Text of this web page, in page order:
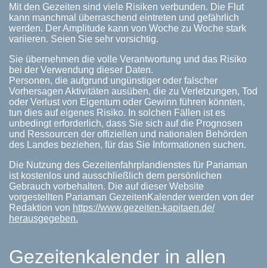
Mit den Gezeiten sind viele Risiken verbunden. Die Flut
kann manchmal überraschend eintreten und gefährlich
werden. Der Amplitude kann von Woche zu Woche stark
variieren. Seien Sie sehr vorsichtig.
Sie übernehmen die volle Verantwortung und das Risiko
bei der Verwendung dieser Daten.
Personen, die aufgrund ungünstiger oder falscher
Vorhersagen Aktivitäten ausüben, die zu Verletzungen, Tod
oder Verlust von Eigentum oder Gewinn führen könnten,
tun dies auf eigenes Risiko. In solchen Fällen ist es
unbedingt erforderlich, dass Sie sich auf die Prognosen
und Ressourcen der offiziellen und nationalen Behörden
des Landes beziehen, für das Sie Informationen suchen.
Die Nutzung des Gezeitenfahrplandienstes für Pariaman
ist kostenlos und ausschließlich dem persönlichen
Gebrauch vorbehalten. Die auf dieser Website
vorgestellten Pariaman GezeitenKalender werden von der
Redaktion von https://www.gezeiten-kapitaen.de/
herausgegeben.
Gezeitenkalender in allen